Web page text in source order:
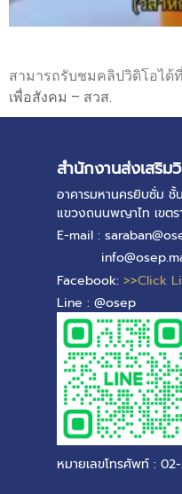
สามารถรับชมคลิปวิดิโอได้
เพื่อสังคม – สวส.
สำนักงานส่งเสริ
อาคารมหานครยิบซั่ม
แขวงถนนพญาไท เขต
E-mail :
Facebook: >>Click
Line : @osep
หมายเลขโทรศัพท์ :